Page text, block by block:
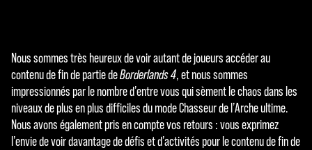
Nous sommes très heureux de voir autant de joueurs accéder au
contenu de fin de partie deBorderlands 4, et nous sommes
impressionnés par le nombre d’entre vous qui sèment le chaos dans les
niveaux de plus en plus difficiles du mode Chasseur de l’Arche ultime.
Nous avons également pris en compte vos retours : vous exprimez
l’envie de voir davantage de défis et d’activités pour le contenu de fin de